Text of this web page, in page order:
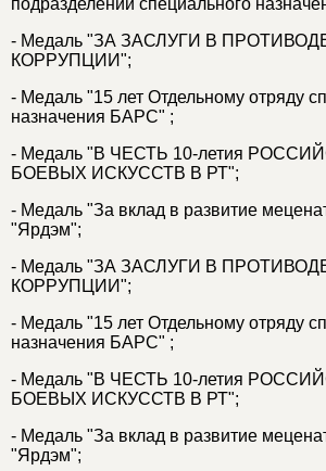
подразделений специального
- Медаль "ЗА ЗАСЛУГИ В
КОРРУПЦИИ";
- Медаль "15 лет Отдельному отряду
назначения БАРС" ;
- Медаль "В ЧЕСТЬ 10-летия
БОЕВЫХ ИСКУССТВ В РТ";
- Медаль "За вклад в развитие
"Ярдэм";
- Медаль "ЗА ЗАСЛУГИ В
КОРРУПЦИИ";
- Медаль "15 лет Отдельному отряду
назначения БАРС" ;
- Медаль "В ЧЕСТЬ 10-летия
БОЕВЫХ ИСКУССТВ В РТ";
- Медаль "За вклад в развитие
"Ярдэм";